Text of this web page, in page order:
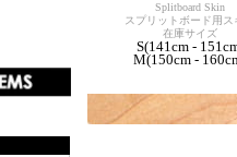
Splitboard Skin
スプリットボード用ス
在庫サイズ
S(141cm -
M(150cm -